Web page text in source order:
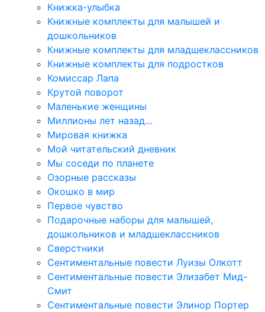
Книжка-улыбка
Книжные комплекты для малышей и
дошкольников
Книжные комплекты для младшеклассников
Книжные комплекты для подростков
Комиссар Лапа
Крутой поворот
Маленькие женщины
Миллионы лет назад…
Мировая книжка
Мой читательский дневник
Мы соседи по планете
Озорные рассказы
Окошко в мир
Первое чувство
Подарочные наборы для малышей,
дошкольников и младшеклассников
Сверстники
Сентиментальные повести Луизы Олкотт
Сентиментальные повести Элизабет Мид-
Смит
Сентиментальные повести Элинор Портер